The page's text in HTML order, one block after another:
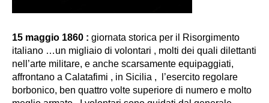
15 maggio 1860 : giornata storica per il Risorgimento
italiano …un migliaio di volontari , molti dei quali dilettanti
nell’arte militare, e anche scarsamente equipaggiati,
affrontano a Calatafimi , in Sicilia , l’esercito regolare
borbonico, ben quattro volte superiore di numero e molto